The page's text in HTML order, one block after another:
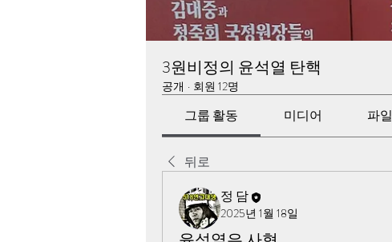
3원비정의 윤석열 탄핵
공개 · 회원 12명
그룹 활동 미디어 파일
뒤로
정 담
2025년 1월 18일